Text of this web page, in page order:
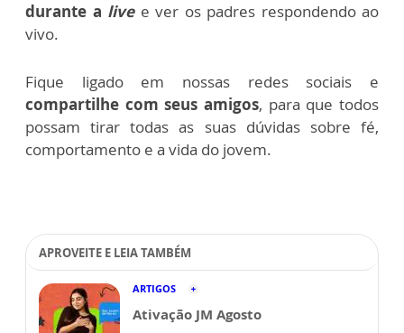
durante a livee ver os padres respondendo ao
vivo.
Fique ligado em nossas redes sociais e
compartilhe com seus amigos, para que todos
possam tirar todas as suas dúvidas sobre fé,
comportamento e a vida do jovem.
APROVEITE E LEIA TAMBÉM
ARTIGOS
Ativação JM Agosto